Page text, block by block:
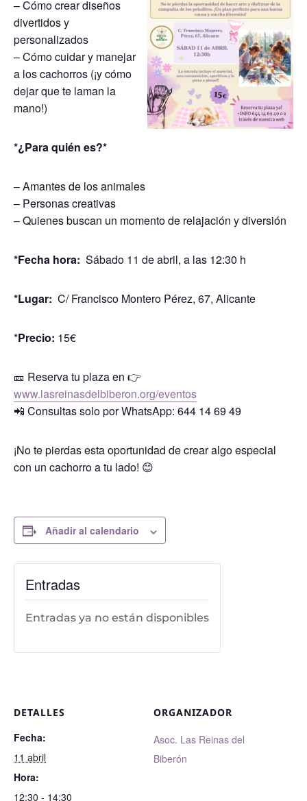
– Cómo crear diseños
divertidos y
personalizados
– Cómo cuidar y manejar
a los cachorros (¡y cómo
dejar que te laman la
mano!)
*¿Para quién es?*
– Amantes de los animales
– Personas creativas
– Quienes buscan un momento de relajación y diversión
*Fecha hora: Sábado 11 de abril, a las 12:30 h
*Lugar: C/ Francisco Montero Pérez, 67, Alicante
*Precio: 15€
🎫 Reserva tu plaza en 👉
www.lasreinasdelbiberon.org/eventos
📲 Consultas solo por WhatsApp: 644 14 69 49
¡No te pierdas esta oportunidad de crear algo especial
con un cachorro a tu lado! 😊
Añadir al calendario
DETALLES
Fecha:
11 abril
Hora:
12:30 - 14:30
ORGANIZADOR
Asoc. Las Reinas del
Biberón
Entradas
Entradas ya no están disponibles